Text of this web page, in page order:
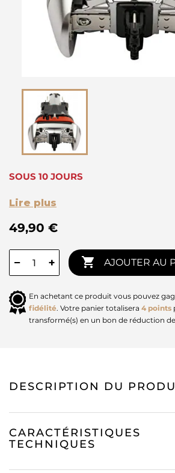
SOUS 10 JOURS
Lire plus
49,90 €
− +  AJOUTER AU
En achetant ce produit vous pouvez
fidélité. Votre panier totalisera 4 points
transformé(s) en un bon de réduction de
DESCRIPTION DU
CARACTÉRISTIQUES
TECHNIQUES